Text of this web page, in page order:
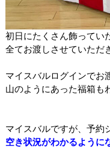
初日にたくさん飾ってい
全てお渡しさせていただ
マイスバルログインでお
山のようにあった福箱も
マイスバルですが、予約
空き状況がわかるように